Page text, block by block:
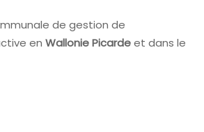
de gestion de
enWallonie Picardeet dans le